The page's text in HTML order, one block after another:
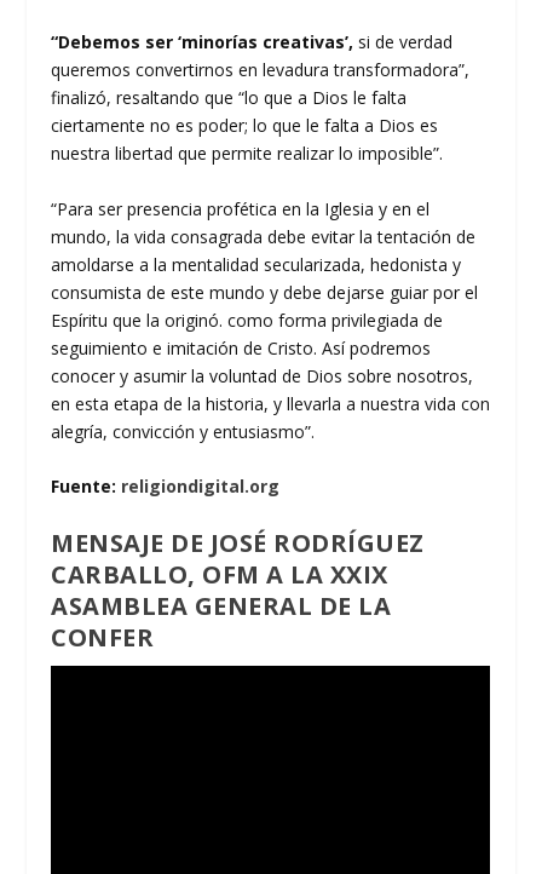
“Debemos ser ‘minorías creativas’, si de verdad
queremos convertirnos en levadura transformadora”,
finalizó, resaltando que “lo que a Dios le falta
ciertamente no es poder; lo que le falta a Dios es
nuestra libertad que permite realizar lo imposible”.
“Para ser presencia profética en la Iglesia y en el
mundo, la vida consagrada debe evitar la tentación de
amoldarse a la mentalidad secularizada, hedonista y
consumista de este mundo y debe dejarse guiar por el
Espíritu que la originó. como forma privilegiada de
seguimiento e imitación de Cristo. Así podremos
conocer y asumir la voluntad de Dios sobre nosotros,
en esta etapa de la historia, y llevarla a nuestra vida con
alegría, convicción y entusiasmo”.
Fuente: religiondigital.org
MENSAJE DE JOSÉ RODRÍGUEZ
CARBALLO, OFM A LA XXIX
ASAMBLEA GENERAL DE LA
CONFER